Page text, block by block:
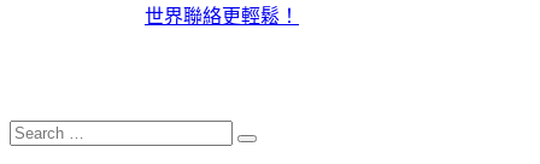
世界聯絡更輕鬆！
Search
for:
Search